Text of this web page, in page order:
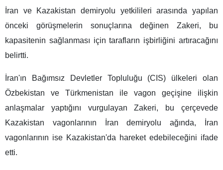
İran ve Kazakistan demiryolu yetkilileri arasında yapılan
önceki görüşmelerin sonuçlarına değinen Zakeri, bu
kapasitenin sağlanması için tarafların işbirliğini artıracağını
belirtti.
İran'ın Bağımsız Devletler Topluluğu (CIS) ülkeleri olan
Özbekistan ve Türkmenistan ile vagon geçişine ilişkin
anlaşmalar yaptığını vurgulayan Zakeri, bu çerçevede
Kazakistan vagonlarının İran demiryolu ağında, İran
vagonlarının ise Kazakistan'da hareket edebileceğini ifade
etti.